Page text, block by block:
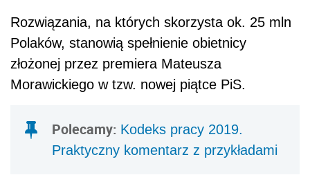
Rozwiązania, na których skorzysta ok. 25 mln
Polaków, stanowią spełnienie obietnicy
złożonej przez premiera Mateusza
Morawickiego w tzw. nowej piątce PiS.
Polecamy: Kodeks pracy 2019.
Praktyczny komentarz z przykładami